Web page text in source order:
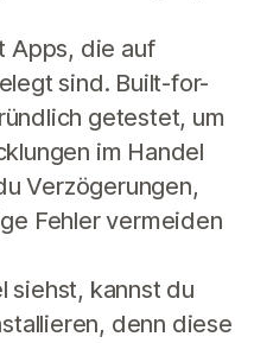
Apps, die auf
sind. Built-for-
getestet, um
im Handel
Verzögerungen,
Fehler vermeiden
siehst, kannst du
denn diese